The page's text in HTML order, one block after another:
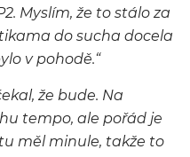
Myslím, že to stálo za
do sucha docela
v pohodě.“
že bude. Na
tempo, ale pořád je
měl minule, takže to